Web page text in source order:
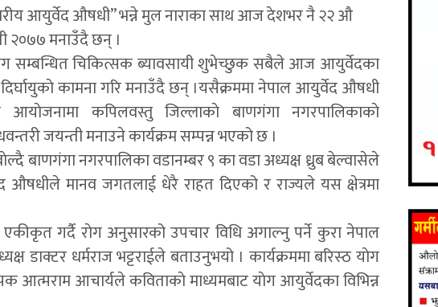
आयुर्वेद औषधी” भन्ने मुल नाराका साथ आज देशभर नै २२ औ
२०७७ मनाउँदै छन् ।
सम्बन्धित चिकित्सक ब्यावसायी शुभेच्छुक सबैले आज आयुर्वेदका
कामना गरि मनाउँदै छन् ।यसैक्रममा नेपाल आयुर्वेद औषधी
कपिलवस्तु जिल्लाकाे बाणगंगा नगरपालिकाकाे
जयन्ती मनाउने कार्यक्रम सम्पन्न भएको छ ।
बाणगंगा नगरपालिका वडानम्बर ९ का वडा अध्यक्ष ध्रुब बेल्वासेले
औषधीले मानव जगतलाई धेरै राहत दिएको र राज्यले यस क्षेत्रमा
गर्दै राेग अनुसारको उपचार विधि अगाल्नु पर्ने कुरा नेपाल
डाक्टर धर्मराज भट्टराईले बताउनुभयो । कार्यक्रममा बरिस्ठ याेग
आत्मराम आचार्यले कविताकाे माध्यमबाट याेग आयुर्वेदका विभिन्न